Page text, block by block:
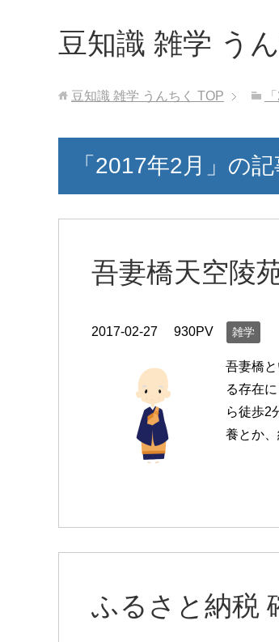
豆知識 雑学 う
豆知識 雑学 うんちく TOP
「2017年2月」の
吾妻橋天空陵
2017-02-27 930PV 雑学
吾妻橋
る存在
ら徒歩2
養とか
ふるさと納税